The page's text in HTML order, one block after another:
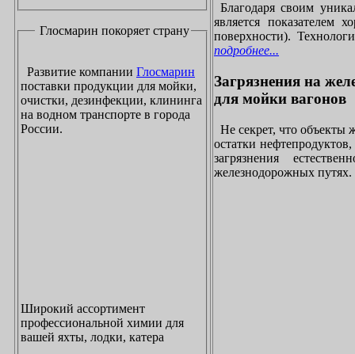
Глосмарин покоряет страну
Развитие компании Глосмарин
поставки продукции для мойки,
очистки, дезинфекции, клининга
на водном транспорте в города
России.
Широкий ассортимент
профессиональной химии для
вашей яхты, лодки, катера
Благодаря своим
является показателем
поверхности).
подробнее...
Загрязнения на
для мойки вагонов
Не секрет, что объекты
остатки нефтепродуктов,
загрязнения
железнодорожных путях.